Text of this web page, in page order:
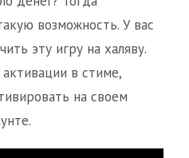
возможность. У вас
эту игру на халяву.
в стиме,
на своем